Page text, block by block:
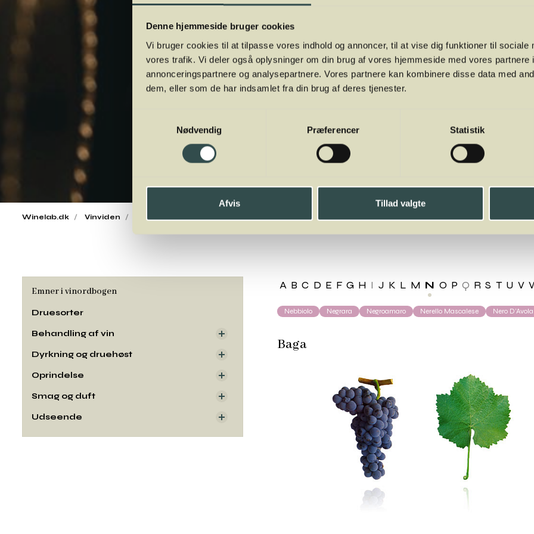
Denne hjemmeside bruger cookies
Vi bruger cookies til at tilpasse vores indhold og annoncer, til at vise dig funktioner til sociale
vores trafik. Vi deler også oplysninger om din brug af vores hjemmeside med vores partnere
annonceringspartnere og analysepartnere. Vores partnere kan kombinere disse data med
dem, eller som de har indsamlet fra din brug af deres tjenester.
Nødvendig
Præferencer Statistik
Afvis Tillad valgte
Winelab.dk Vinviden vinordbog
A B C D E F G H I J K L M N O P Q R S T U V
Nebbiolo Negrara Negroamaro Nerello Mascalese Nero D’Avola
Baga
Emner i vinordbogen
Druesorter
Behandling af vin
Dyrkning og druehøst
Oprindelse
Smag og duft
Udseende